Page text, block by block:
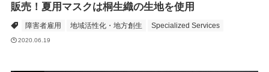
販売！夏用マスクは桐生織の生地を使用
障害者雇用 地域活性化・地方創生 Specialized Services
2020.06.19